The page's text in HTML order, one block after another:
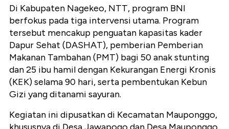
Di Kabupaten Nagekeo, NTT, program BNI
berfokus pada tiga intervensi utama. Program
tersebut mencakup penguatan kapasitas kader
Dapur Sehat (DASHAT), pemberian Pemberian
Makanan Tambahan (PMT) bagi 50 anak stunting
dan 25 ibu hamil dengan Kekurangan Energi Kronis
(KEK) selama 90 hari, serta pembentukan Kebun
Gizi yang ditanami sayuran.
Kegiatan ini dipusatkan di Kecamatan Mauponggo,